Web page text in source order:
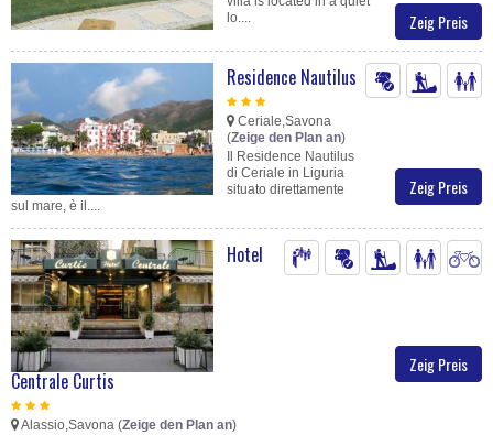
Zeig Preis
lo....
Zeig Preis
Residence Nautilus
Ceriale,Savona
(Zeige den Plan an)
Il Residence Nautilus
di Ceriale in Liguria
situato direttamente
sul mare, è il....
Zeig Preis
Hotel
Centrale Curtis
Alassio,Savona (Zeige den Plan an)